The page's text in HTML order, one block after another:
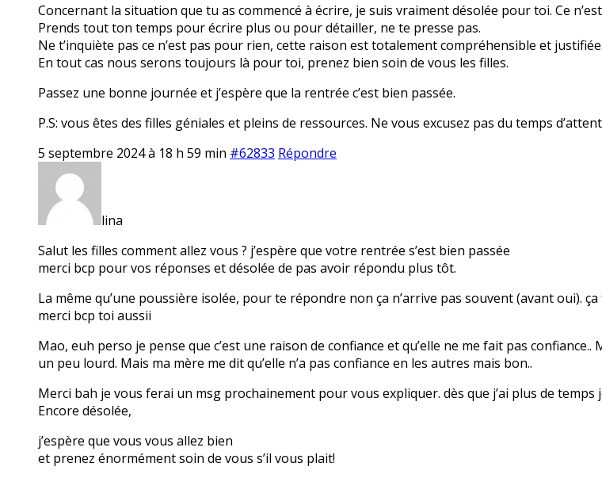
Concernant la situation que tu as commencé à écrire, je suis vraiment désolée pour toi. Ce
Prends tout ton temps pour écrire plus ou pour détailler, ne te presse pas.
Ne t’inquiète pas ce n’est pas pour rien, cette raison est totalement compréhensible et justifiée.
En tout cas nous serons toujours là pour toi, prenez bien soin de vous les filles.
Passez une bonne journée et j’espère que la rentrée c’est bien passée.
P.S: vous êtes des filles géniales et pleins de ressources. Ne vous excusez pas du temps
5 septembre 2024 à 18 h 59 min #62833 Répondre
lina
Salut les filles comment allez vous ? j’espère que votre rentrée s’est bien passée
merci bcp pour vos réponses et désolée de pas avoir répondu plus tôt.
La même qu’une poussière isolée, pour te répondre non ça n’arrive pas souvent (avant oui).
merci bcp toi aussii
Mao, euh perso je pense que c’est une raison de confiance et qu’elle ne me fait pas
un peu lourd. Mais ma mère me dit qu’elle n’a pas confiance en les autres mais bon..
Merci bah je vous ferai un msg prochainement pour vous expliquer. dès que j’ai plus de temps
Encore désolée,
j’espère que vous vous allez bien
et prenez énormément soin de vous s’il vous plait!